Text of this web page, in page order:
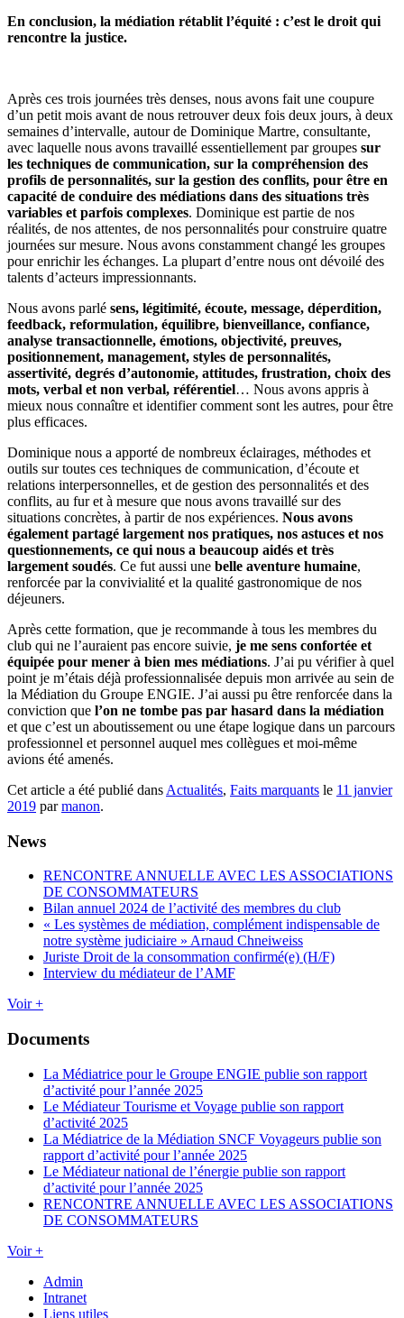
En conclusion, la médiation rétablit l’équité : c’est le droit qui
rencontre la justice.
Après ces trois journées très denses, nous avons fait une coupure
d’un petit mois avant de nous retrouver deux fois deux jours, à deux
semaines d’intervalle, autour de Dominique Martre, consultante,
avec laquelle nous avons travaillé essentiellement par groupes sur
les techniques de communication, sur la compréhension des
profils de personnalités, sur la gestion des conflits, pour être en
capacité de conduire des médiations dans des situations très
variables et parfois complexes. Dominique est partie de nos
réalités, de nos attentes, de nos personnalités pour construire quatre
journées sur mesure. Nous avons constamment changé les groupes
pour enrichir les échanges. La plupart d’entre nous ont dévoilé des
talents d’acteurs impressionnants.
Nous avons parlé sens, légitimité, écoute, message, déperdition,
feedback, reformulation, équilibre, bienveillance, confiance,
analyse transactionnelle, émotions, objectivité, preuves,
positionnement, management, styles de personnalités,
assertivité, degrés d’autonomie, attitudes, frustration, choix des
mots, verbal et non verbal, référentiel… Nous avons appris à
mieux nous connaître et identifier comment sont les autres, pour être
plus efficaces.
Dominique nous a apporté de nombreux éclairages, méthodes et
outils sur toutes ces techniques de communication, d’écoute et
relations interpersonnelles, et de gestion des personnalités et des
conflits, au fur et à mesure que nous avons travaillé sur des
situations concrètes, à partir de nos expériences. Nous avons
également partagé largement nos pratiques, nos astuces et nos
questionnements, ce qui nous a beaucoup aidés et très
largement soudés. Ce fut aussi une belle aventure humaine,
renforcée par la convivialité et la qualité gastronomique de nos
déjeuners.
Après cette formation, que je recommande à tous les membres du
club qui ne l’auraient pas encore suivie, je me sens confortée et
équipée pour mener à bien mes médiations. J’ai pu vérifier à quel
point je m’étais déjà professionnalisée depuis mon arrivée au sein de
la Médiation du Groupe ENGIE. J’ai aussi pu être renforcée dans la
conviction que l’on ne tombe pas par hasard dans la médiation
et que c’est un aboutissement ou une étape logique dans un parcours
professionnel et personnel auquel mes collègues et moi-même
avions été amenés.
Cet article a été publié dans Actualités, Faits marquants le 11 janvier
2019 parmanon.
News
RENCONTRE ANNUELLE AVEC LES ASSOCIATIONS
DE CONSOMMATEURS
Bilan annuel 2024 de l’activité des membres du club
« Les systèmes de médiation, complément indispensable de
notre système judiciaire » Arnaud Chneiweiss
Juriste Droit de la consommation confirmé(e) (H/F)
Interview du médiateur de l’AMF
Voir +
Documents
La Médiatrice pour le Groupe ENGIE publie son rapport
d’activité pour l’année 2025
Le Médiateur Tourisme et Voyage publie son rapport
d’activité 2025
La Médiatrice de la Médiation SNCF Voyageurs publie son
rapport d’activité pour l’année 2025
Le Médiateur national de l’énergie publie son rapport
d’activité pour l’année 2025
RENCONTRE ANNUELLE AVEC LES ASSOCIATIONS
DE CONSOMMATEURS
Voir +
Admin
Intranet
Liens utiles